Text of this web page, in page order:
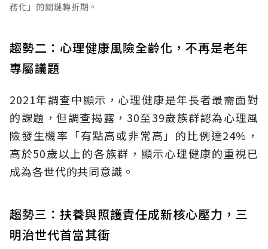
務化」的關鍵轉折期。
趨勢二：心理健康風險全齡化，不再是老年
專屬議題
2021年調查中顯示，心理健康是年長者最需面對
的課題，但調查揭露，30至39歲族群認為心理風
險發生機率「有點高或非常高」的比例達24%，
高於50歲以上的各族群，顯示心理健康的重視已
成為各世代的共同意識。
趨勢三：扶養與照護責任成新核心壓力，三
明治世代首當其衝